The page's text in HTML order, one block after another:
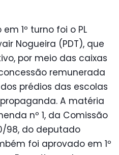
1º turno foi o PL
Nogueira (PDT), que
por meio das caixas
remunerada
prédios das escolas
A matéria
nº 1, da Comissão
98, do deputado
foi aprovado em 1º